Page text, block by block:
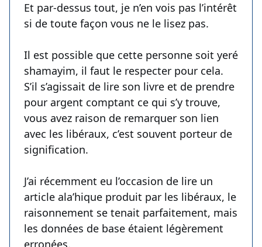
Et par-dessus tout, je n’en vois pas l’intérêt
si de toute façon vous ne le lisez pas.
Il est possible que cette personne soit yeré
shamayim, il faut le respecter pour cela.
S’il s’agissait de lire son livre et de prendre
pour argent comptant ce qui s’y trouve,
vous avez raison de remarquer son lien
avec les libéraux, c’est souvent porteur de
signification.
J’ai récemment eu l’occasion de lire un
article ala’hique produit par les libéraux, le
raisonnement se tenait parfaitement, mais
les données de base étaient légèrement
erronées.